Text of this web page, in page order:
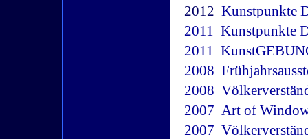
2012 
2011 
2011 
2008 
2008 
2007  Art of
2007 